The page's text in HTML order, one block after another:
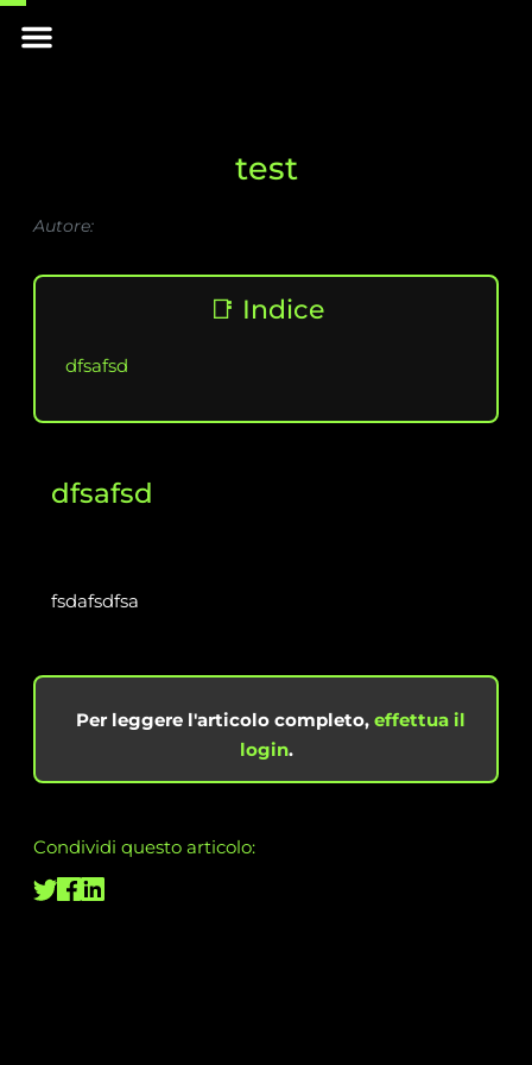
Skip
Menu
test
Autore:
📑 Indice
dfsafsd
dfsafsd
fsdafsdfsa
Per leggere l'articolo completo, effettua il
login.
Condividi questo articolo: